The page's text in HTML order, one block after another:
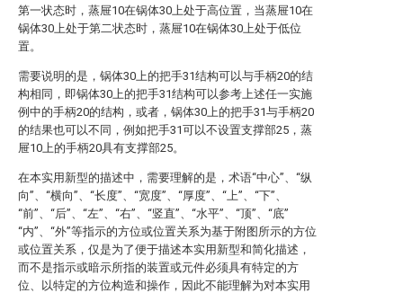
第一状态时，蒸屉10在锅体30上处于高位置，当蒸屉10在
锅体30上处于第二状态时，蒸屉10在锅体30上处于低位
置。
需要说明的是，锅体30上的把手31结构可以与手柄20的结
构相同，即锅体30上的把手31结构可以参考上述任一实施
例中的手柄20的结构，或者，锅体30上的把手31与手柄20
的结果也可以不同，例如把手31可以不设置支撑部25，蒸
屉10上的手柄20具有支撑部25。
在本实用新型的描述中，需要理解的是，术语“中心”、“纵
向”、“横向”、“长度”、“宽度”、“厚度”、“上”、“下”、
“前”、“后”、“左”、“右”、“竖直”、“水平”、“顶”、“底”
“内”、“外”等指示的方位或位置关系为基于附图所示的方位
或位置关系，仅是为了便于描述本实用新型和简化描述，
而不是指示或暗示所指的装置或元件必须具有特定的方
位、以特定的方位构造和操作，因此不能理解为对本实用